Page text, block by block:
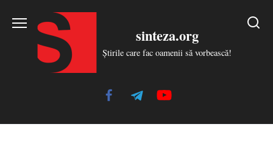
sinteza.org
Știrile care fac oamenii să vorbească!